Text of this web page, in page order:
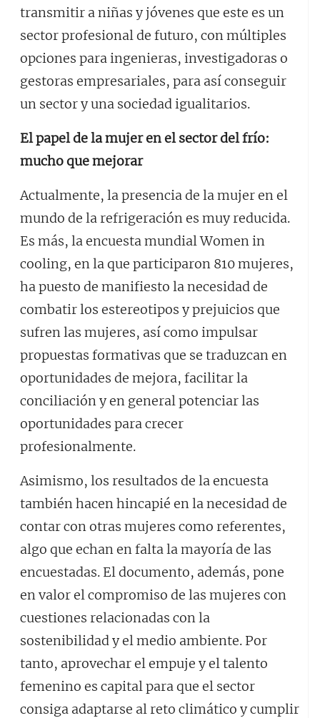
transmitir a niñas y jóvenes que este es un
sector profesional de futuro, con múltiples
opciones para ingenieras, investigadoras o
gestoras empresariales, para así conseguir
un sector y una sociedad igualitarios.
El papel de la mujer en el sector del frío:
mucho que mejorar
Actualmente, la presencia de la mujer en el
mundo de la refrigeración es muy reducida.
Es más, la encuesta mundial Women in
cooling, en la que participaron 810 mujeres,
ha puesto de manifiesto la necesidad de
combatir los estereotipos y prejuicios que
sufren las mujeres, así como impulsar
propuestas formativas que se traduzcan en
oportunidades de mejora, facilitar la
conciliación y en general potenciar las
oportunidades para crecer
profesionalmente.
Asimismo, los resultados de la encuesta
también hacen hincapié en la necesidad de
contar con otras mujeres como referentes,
algo que echan en falta la mayoría de las
encuestadas. El documento, además, pone
en valor el compromiso de las mujeres con
cuestiones relacionadas con la
sostenibilidad y el medio ambiente. Por
tanto, aprovechar el empuje y el talento
femenino es capital para que el sector
consiga adaptarse al reto climático y cumplir